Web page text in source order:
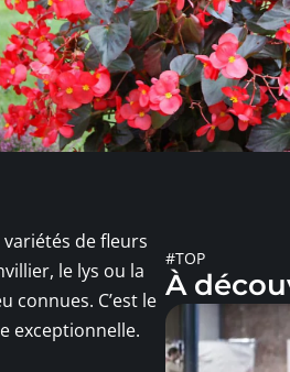
de fleurs
le lys ou la
connues. C’est le
exceptionnelle.
#TOP
À